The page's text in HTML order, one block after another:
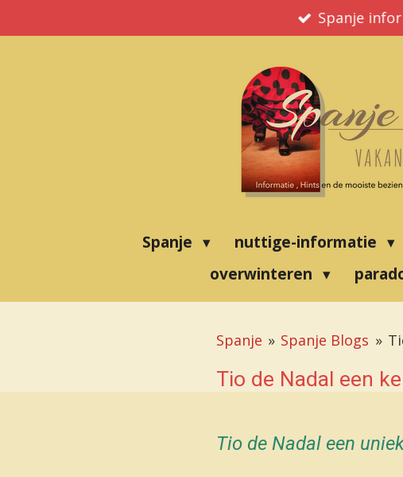
direct
Spanje
Spanje nuttige-informatie
overwinteren
Spanje » Spanje Blogs »
Tio de Nadal een
Tio de Nadal een